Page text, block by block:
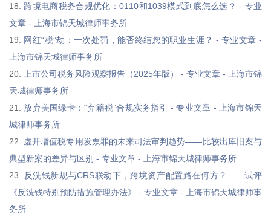
18. 跨境电商税务合规优化：0110和1039模式到底怎么选？ - 专业
文章 - 上海市锦天城律师事务所
19. 网红“税”劫：一次处罚，能否终结您的职业生涯？ - 专业文章 -
上海市锦天城律师事务所
20.
上市公司税务风险观察报告（2025年版） - 专业文章 - 上海市锦
天城律师事务所
21. 放弃美国绿卡：“弃籍税”合规实务指引 - 专业文章 - 上海市锦天
城律师事务所
22.
虚开增值税专用发票罪的未来司法审判趋势——比较出库旧案与
典型新案的差异与区别 - 专业文章 - 上海市锦天城律师事务所
23.
反洗钱新规与CRS联动下，跨境资产配置路在何方？——试评
《反洗钱特别预防措施管理办法》 - 专业文章 - 上海市锦天城律师事
务所